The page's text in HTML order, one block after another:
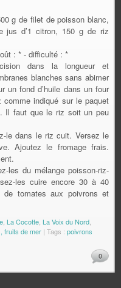
g de filet de poisson blanc,
jus d’1 citron, 150 g de riz
: * - difficulté : *
dans la longueur et
blanches sans abimer
un fond d’huile dans un four
indiqué sur le paquet
Il faut que le riz soit un peu
le dans le riz cuit. Versez le
Ajoutez le fromage frais.
les du mélange poisson-riz-
les cuire encore 30 à 40
de tomates aux poivrons et
La Cocotte La Voix du Nord
fruits de mer | Tags : poivrons
0